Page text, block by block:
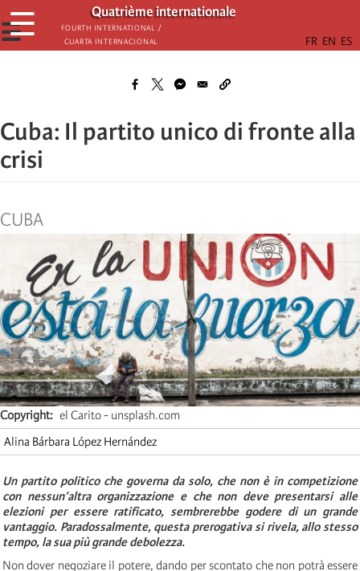
Skip
to
main
Quatrième internationale
Fourth International /
Cuarta Internacional
☰
☰
Cuba: Il partito unico di fronte alla
crisi
CUBA
Copyright
el Carito - unsplash.com
Alina Bárbara López Hernández
Un partito politico che governa da solo, che non è in competizione
con nessun’altra organizzazione e che non deve presentarsi alle
elezioni per essere ratificato, sembrerebbe godere di un grande
vantaggio. Paradossalmente, questa prerogativa si rivela, allo stesso
tempo, la sua più grande debolezza.
Non dover negoziare il potere, dando per scontato che non potrà essere